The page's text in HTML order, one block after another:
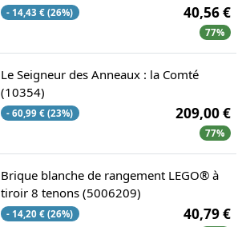
- 14,43 € (26%) 40,56 €
77%
Le Seigneur des Anneaux : la Comté
(10354)
- 60,99 € (23%) 209,00 €
77%
Brique blanche de rangement LEGO® à
tiroir 8 tenons (5006209)
- 14,20 € (26%) 40,79 €